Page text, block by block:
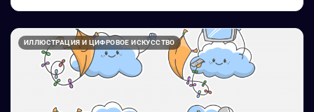
ИЛЛЮСТРАЦИЯ И ЦИФРОВОЕ ИСКУССТВО